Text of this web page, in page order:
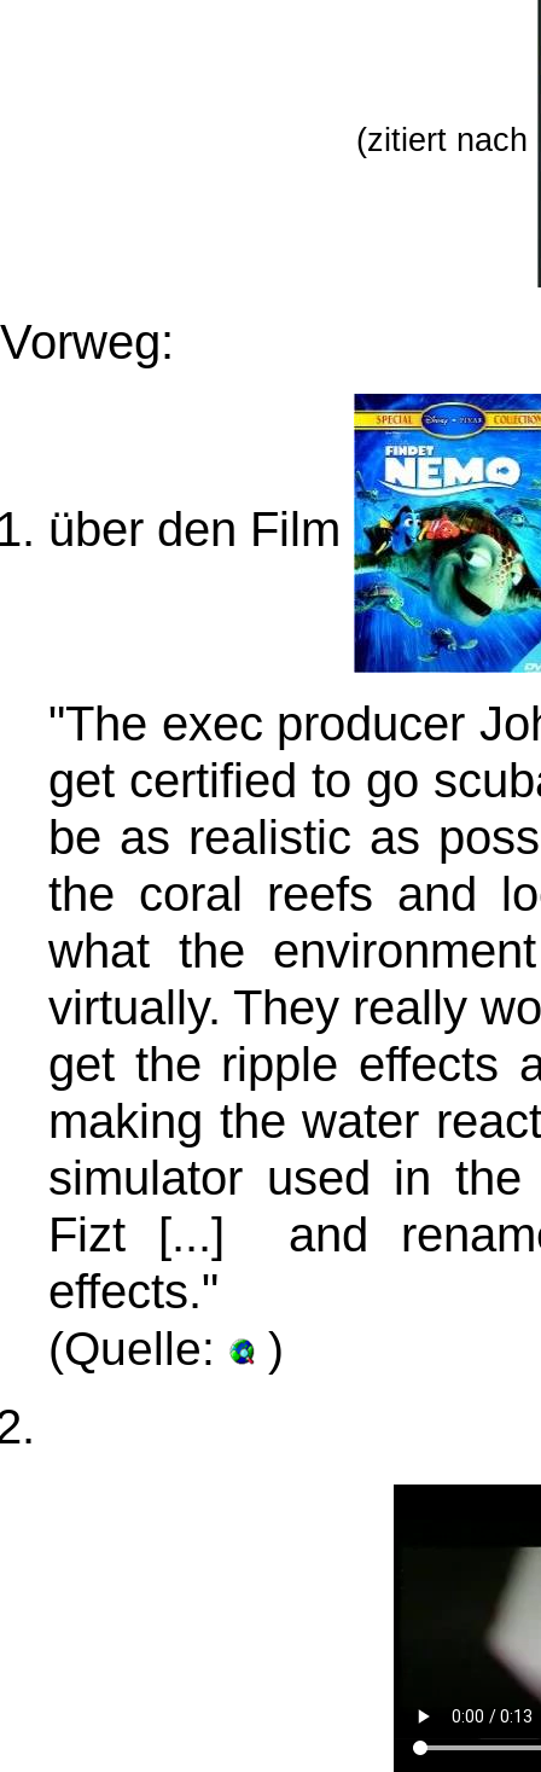
(zitiert nach
Vorweg:
über den Film
"The exec producer
get certified to go
be as realistic as
the coral reefs and
what the
virtually. They really
get the ripple effects
making the water
simulator used in
Fizt [...] and
effects."
(Quelle: )